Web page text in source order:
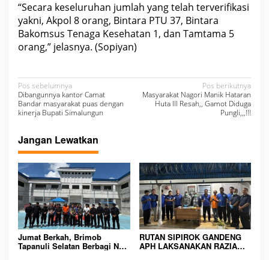
“Secara keseluruhan jumlah yang telah terverifikasi
yakni, Akpol 8 orang, Bintara PTU 37, Bintara
Bakomsus Tenaga Kesehatan 1, dan Tamtama 5
orang,” jelasnya. (Sopiyan)
N
a
v
i
g
a
s
i
p
o
Pos sebelumnya
Dibangunnya kantor Camat
Bandar masyarakat puas dengan
kinerja Bupati Simalungun
Pos berikutnya
Masyarakat Nagori Manik Hataran
Huta III Resah,, Gamot Diduga
Pungli,,,!!!
Jangan Lewatkan
Jumat Berkah, Brimob
Tapanuli Selatan Berbagi Nasi
RUTAN SIPIROK GANDENG
APH LAKSANAKAN RAZIA